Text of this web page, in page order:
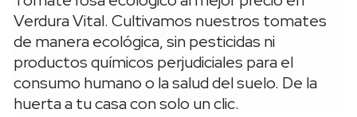
Verdura Vital. Cultivamos nuestros tomates
de manera ecológica, sin pesticidas ni
productos químicos perjudiciales para el
consumo humano o la salud del suelo. De la
huerta a tu casa con solo un clic.